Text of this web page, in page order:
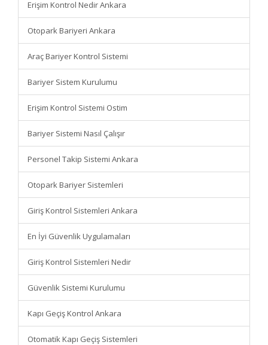
Erişim Kontrol Nedir Ankara
Otopark Bariyeri Ankara
Araç Bariyer Kontrol Sistemi
Bariyer Sistem Kurulumu
Erişim Kontrol Sistemi Ostim
Bariyer Sistemi Nasıl Çalışır
Personel Takip Sistemi Ankara
Otopark Bariyer Sistemleri
Giriş Kontrol Sistemleri Ankara
En İyi Güvenlik Uygulamaları
Giriş Kontrol Sistemleri Nedir
Güvenlik Sistemi Kurulumu
Kapı Geçiş Kontrol Ankara
Otomatik Kapı Geçiş Sistemleri